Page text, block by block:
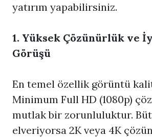
yatırım yapabilirsiniz.
1. Yüksek Çözünürlük ve
Görüşü
En temel özellik görüntü
Minimum Full HD (1080p)
mutlak bir zorunluluktur.
elveriyorsa 2K veya 4K